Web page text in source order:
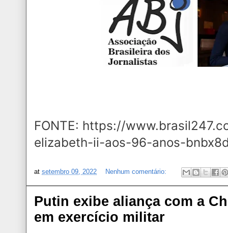
FONTE: https://
elizabeth-ii-aos-96-anos-
at setembro 09, 2022 Nenhum comentário:
Putin exibe aliança com a
em exercício militar